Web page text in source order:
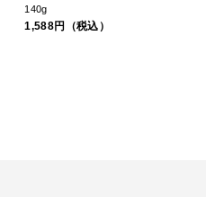
140g
1,588円（税込）